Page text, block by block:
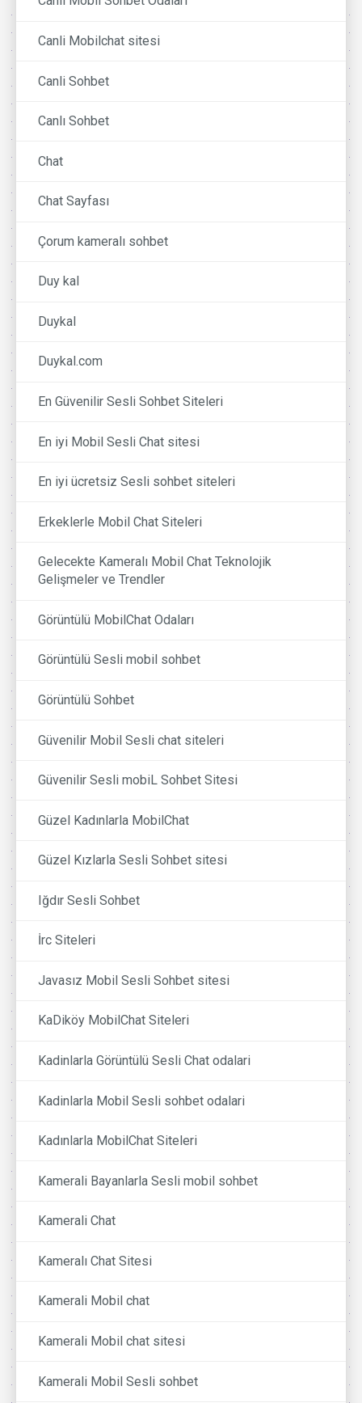
Canli Mobilchat sitesi
Canli Sohbet
Canlı Sohbet
Chat
Chat Sayfası
Çorum kameralı sohbet
Duy kal
Duykal
Duykal.com
En Güvenilir Sesli Sohbet Siteleri
En iyi Mobil Sesli Chat sitesi
En iyi ücretsiz Sesli sohbet siteleri
Erkeklerle Mobil Chat Siteleri
Gelecekte Kameralı Mobil Chat Teknolojik
Gelişmeler ve Trendler
Görüntülü MobilChat Odaları
Görüntülü Sesli mobil sohbet
Görüntülü Sohbet
Güvenilir Mobil Sesli chat siteleri
Güvenilir Sesli mobiL Sohbet Sitesi
Güzel Kadınlarla MobilChat
Güzel Kızlarla Sesli Sohbet sitesi
Iğdır Sesli Sohbet
İrc Siteleri
Javasız Mobil Sesli Sohbet sitesi
KaDiköy MobilChat Siteleri
Kadinlarla Görüntülü Sesli Chat odalari
Kadinlarla Mobil Sesli sohbet odalari
Kadınlarla MobilChat Siteleri
Kamerali Bayanlarla Sesli mobil sohbet
Kamerali Chat
Kameralı Chat Sitesi
Kamerali Mobil chat
Kamerali Mobil chat sitesi
Kamerali Mobil Sesli sohbet